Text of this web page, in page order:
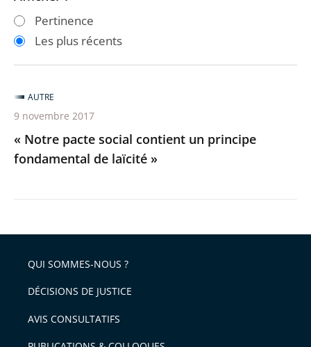
les
filtres
après
les
filtres
avant
Pertinence
Les plus récents
« Notre pacte social contient un principe
fondamental de laïcité »
AUTRE
9 novembre 2017
QUI SOMMES-NOUS ?
DÉCISIONS DE JUSTICE
AVIS CONSULTATIFS